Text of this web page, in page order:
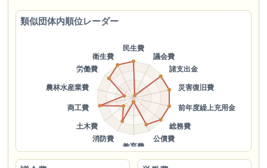
類似団体内順位レーダー